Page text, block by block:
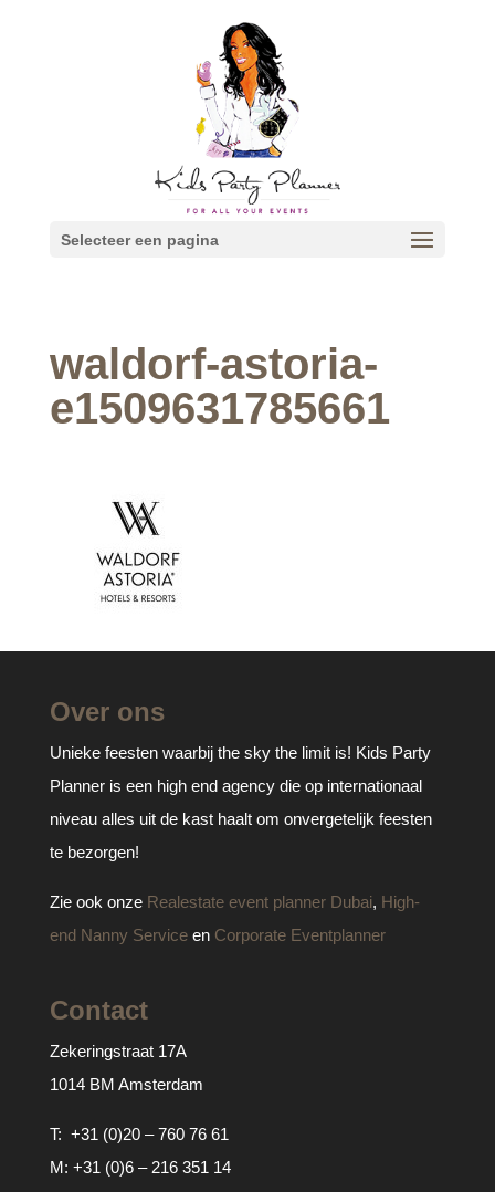
Selecteer een pagina
waldorf-astoria-
e1509631785661
Over ons
Unieke feesten waarbij the sky the limit is! Kids Party
Planner is een high end agency die op internationaal
niveau alles uit de kast haalt om onvergetelijk feesten
te bezorgen!
Zie ook onze Realestate event planner Dubai, High-
end Nanny Serviceen Corporate Eventplanner
Contact
Zekeringstraat 17A
1014 BM Amsterdam
T: +31 (0)20 – 760 76 61
M: +31 (0)6 – 216 351 14